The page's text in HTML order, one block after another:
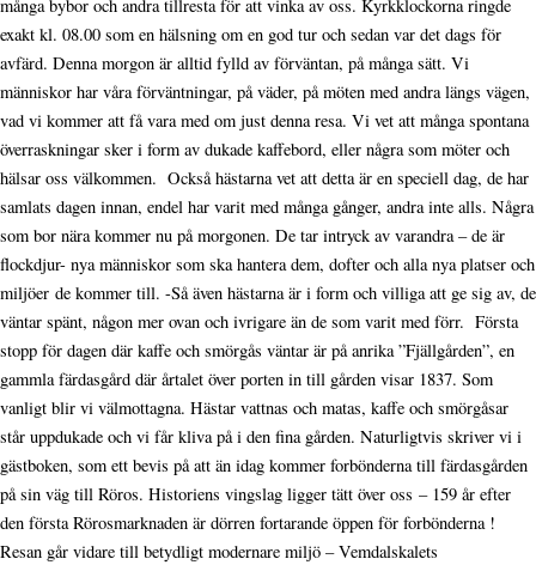
många bybor och andra tillresta för att vinka av oss. Kyrkklockorna ringde
exakt kl. 08.00 som en hälsning om en god tur och sedan var det dags för
avfärd. Denna morgon är alltid fylld av förväntan, på många sätt. Vi
människor har våra förväntningar, på väder, på möten med andra längs vägen,
vad vi kommer att få vara med om just denna resa. Vi vet att många spontana
överraskningar sker i form av dukade kaffebord, eller några som möter och
hälsar oss välkommen. Också hästarna vet att detta är en speciell dag, de har
samlats dagen innan, endel har varit med många gånger, andra inte alls. Några
som bor nära kommer nu på morgonen. De tar intryck av varandra – de är
flockdjur- nya människor som ska hantera dem, dofter och alla nya platser och
miljöer de kommer till. -Så även hästarna är i form och villiga att ge sig av, de
väntar spänt, någon mer ovan och ivrigare än de som varit med förr. Första
stopp för dagen där kaffe och smörgås väntar är på anrika ”Fjällgården”, en
gammla färdasgård där årtalet över porten in till gården visar 1837. Som
vanligt blir vi välmottagna. Hästar vattnas och matas, kaffe och smörgåsar
står uppdukade och vi får kliva på i den fina gården. Naturligtvis skriver vi i
gästboken, som ett bevis på att än idag kommer forbönderna till färdasgården
på sin väg till Röros. Historiens vingslag ligger tätt över oss – 159 år efter
den första Rörosmarknaden är dörren fortarande öppen för forbönderna !
Resan går vidare till betydligt modernare miljö – Vemdalskalets